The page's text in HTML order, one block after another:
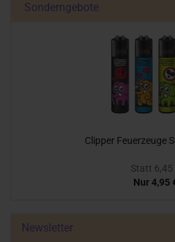
Sonderngebote
Clipper Feuerzeuge
Statt 6,45
Nur 4,95
Newsletter